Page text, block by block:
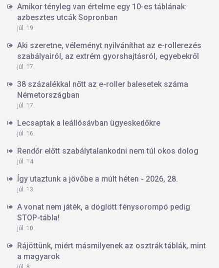
Amikor tényleg van értelme egy 10-es táblának:
azbesztes utcák Sopronban
júl. 19.
Aki szeretne, véleményt nyilváníthat az e-rollerezés
szabályairól, az extrém gyorshajtásról, egyebekről
júl. 17.
38 százalékkal nőtt az e-roller balesetek száma
Németországban
júl. 17.
Lecsaptak a leállósávban ügyeskedőkre
júl. 16.
Rendőr előtt szabálytalankodni nem túl okos dolog
júl. 14.
Így utaztunk a jövőbe a múlt héten - 2026, 28.
júl. 13.
A vonat nem játék, a döglött fénysorompó pedig
STOP-tábla!
júl. 10.
Rájöttünk, miért másmilyenek az osztrák táblák, mint
a magyarok